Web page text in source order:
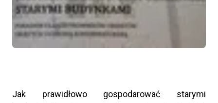
Jak prawidłowo gospodarować starymi